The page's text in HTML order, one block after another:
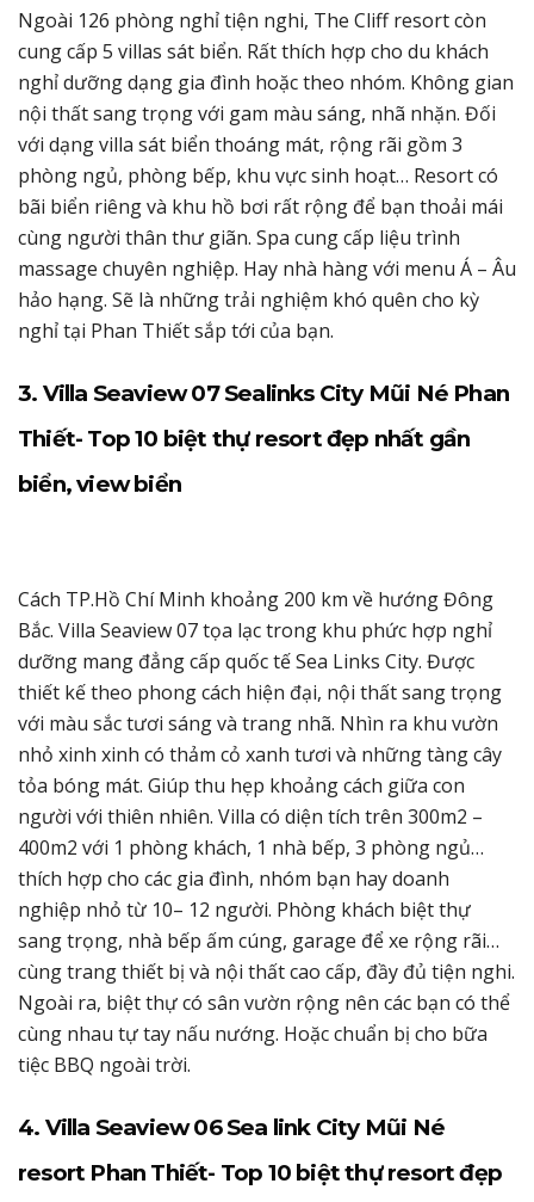
Ngoài 126 phòng nghỉ tiện nghi, The Cliff resort còn
cung cấp 5 villas sát biển. Rất thích hợp cho du khách
nghỉ dưỡng dạng gia đình hoặc theo nhóm. Không gian
nội thất sang trọng với gam màu sáng, nhã nhặn. Đối
với dạng villa sát biển thoáng mát, rộng rãi gồm 3
phòng ngủ, phòng bếp, khu vực sinh hoạt… Resort có
bãi biển riêng và khu hồ bơi rất rộng để bạn thoải mái
cùng người thân thư giãn. Spa cung cấp liệu trình
massage chuyên nghiệp. Hay nhà hàng với menu Á – Âu
hảo hạng. Sẽ là những trải nghiệm khó quên cho kỳ
nghỉ tại Phan Thiết sắp tới của bạn.
3. Villa Seaview 07 Sealinks City Mũi Né Phan
Thiết- Top 10 biệt thự resort đẹp nhất gần
biển, view biển
Cách TP.Hồ Chí Minh khoảng 200 km về hướng Đông
Bắc. Villa Seaview 07 tọa lạc trong khu phức hợp nghỉ
dưỡng mang đẳng cấp quốc tế Sea Links City. Được
thiết kế theo phong cách hiện đại, nội thất sang trọng
với màu sắc tươi sáng và trang nhã. Nhìn ra khu vườn
nhỏ xinh xinh có thảm cỏ xanh tươi và những tàng cây
tỏa bóng mát. Giúp thu hẹp khoảng cách giữa con
người với thiên nhiên. Villa có diện tích trên 300m2 –
400m2 với 1 phòng khách, 1 nhà bếp, 3 phòng ngủ…
thích hợp cho các gia đình, nhóm bạn hay doanh
nghiệp nhỏ từ 10– 12 người. Phòng khách biệt thự
sang trọng, nhà bếp ấm cúng, garage để xe rộng rãi…
cùng trang thiết bị và nội thất cao cấp, đầy đủ tiện nghi.
Ngoài ra, biệt thự có sân vườn rộng nên các bạn có thể
cùng nhau tự tay nấu nướng. Hoặc chuẩn bị cho bữa
tiệc BBQ ngoài trời.
4. Villa Seaview 06 Sea link City Mũi Né
resort Phan Thiết- Top 10 biệt thự resort đẹp